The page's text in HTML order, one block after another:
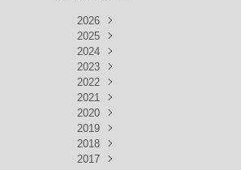
2026
Juillet(5)
Juin
(4)
Mai
(3)
Avril
(3)
Mars
(3)
Janvier(1)
2025
Décembre
Novembre
Octobre
Septembre
Août
(1)
Juillet(2)
Juin
(1)
Mai
(1)
2024
Décembre
Novembre
Octobre
Septembre
Août
(2)
Juillet(4)
Juin
(4)
2023
Décembre
Novembre
Octobre
Septembre
Août
(2)
Juillet(1)
2022
Décembre
Novembre
Octobre
Septembre
Août
(4)
2021
Décembre
Novembre
Septembre
Août
(2)
2020
Décembre
Novembre
Octobre
2019
Décembre
Novembre
2018
Décembre
2017